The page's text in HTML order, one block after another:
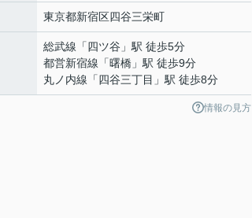
東京都新宿区四谷三栄町
総武線 「四ツ谷 」駅 徒歩5分
都営新宿線 「曙橋 」駅 徒歩9分
丸ノ内線 「四谷三丁目 」駅 徒歩8分
情報の見方